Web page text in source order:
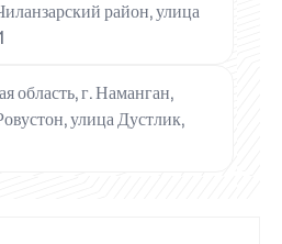
район, улица
область, г. Наманган,
улица Дустлик,